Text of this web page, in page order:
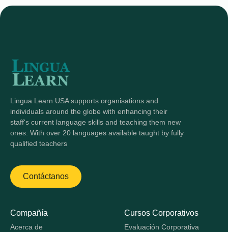
Lingua Learn USA supports organisations and
individuals around the globe with enhancing their
staff's current language skills and teaching them new
ones. With over 20 languages available taught by fully
qualified teachers
Contáctanos
Compañía
Acerca de
Cursos Corporativos
Evaluación Corporativa